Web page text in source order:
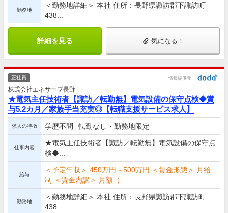
勤務地
＜勤務地詳細＞ 本社 住所：長野県諏訪郡下諏訪町
438...
詳細を見る 気になる！
正社員 情報提供元
株式会社エネサーブ長野
★電気主任技術者【諏訪／転勤無】電気設備の保守点検◆賞
与5.2カ月／家族手当充実◎【転職支援サービス求人】
求人の特徴 学歴不問 転勤なし・勤務地限定
仕事内容
★電気主任技術者【諏訪／転勤無】電気設備の保守点
検◆...
給与
＜予定年収＞ 450万円～500万円 ＜賃金形態＞ 月給
制 ＜賃金内訳＞ 月額（...
勤務地
＜勤務地詳細＞ 本社 住所：長野県諏訪郡下諏訪町
438...